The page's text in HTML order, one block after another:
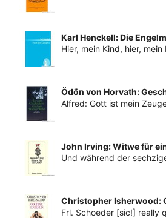
Karl Henckell: Die
Hier, mein Kind, hier,
Ödön von Horvath:
Alfred: Gott ist mein
John Irving: Witwe für
Und während der
Christopher Isherwood:
Frl. Schoeder [sic!] really